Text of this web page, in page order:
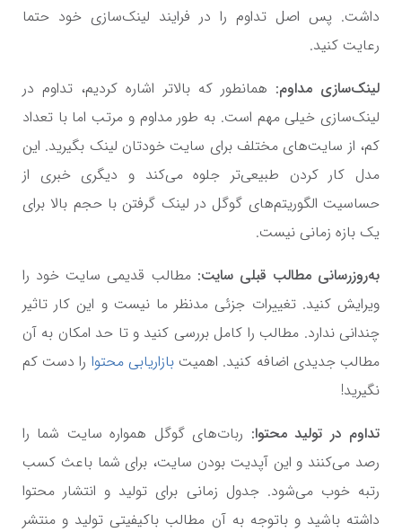
داشت. پس اصل تداوم را در فرایند لینک‌سازی خود حتما
رعایت کنید.
لینک‌سازی مداوم: همانطور که بالاتر اشاره کردیم، تداوم در
لینک‌سازی خیلی مهم است. به طور مداوم و مرتب اما با تعداد
کم، از سایت‌های مختلف برای سایت خودتان لینک بگیرید. این
مدل کار کردن طبیعی‌تر جلوه می‌کند و دیگری خبری از
حساسیت الگوریتم‌های گوگل در لینک گرفتن با حجم بالا برای
یک بازه زمانی نیست.
به‌روزرسانی مطالب قبلی سایت: مطالب قدیمی سایت خود را
ویرایش کنید. تغییرات جزئی مدنظر ما نیست و این کار تاثیر
چندانی ندارد. مطالب را کامل بررسی کنید و تا حد امکان به آن
مطالب جدیدی اضافه کنید. اهمیتبازاریابی محتوا را دست کم
نگیرید!
تداوم در تولید محتوا: ربات‌های گوگل همواره سایت شما را
رصد می‌کنند و این آپدیت بودن سایت، برای شما باعث کسب
رتبه خوب می‌شود. جدول زمانی برای تولید و انتشار محتوا
داشته باشید و باتوجه به آن مطالب باکیفیتی تولید و منتشر